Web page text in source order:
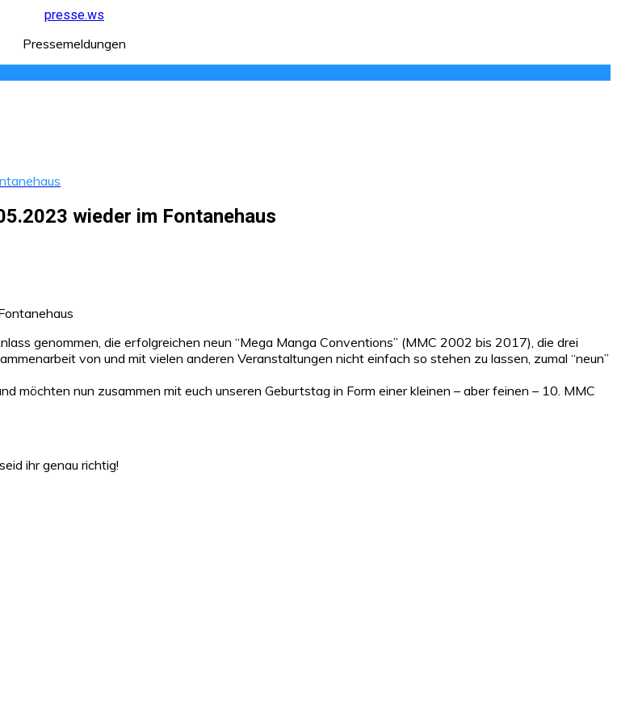
presse.ws
Pressemeldungen
wieder im Fontanehaus
genommen, die erfolgreichen neun “Mega Manga Conventions” (MMC 2002 bis 2017), die drei
von und mit vielen anderen Veranstaltungen nicht einfach so stehen zu lassen, zumal “neun”
möchten nun zusammen mit euch unseren Geburtstag in Form einer kleinen – aber feinen – 10. MMC
ihr genau richtig!